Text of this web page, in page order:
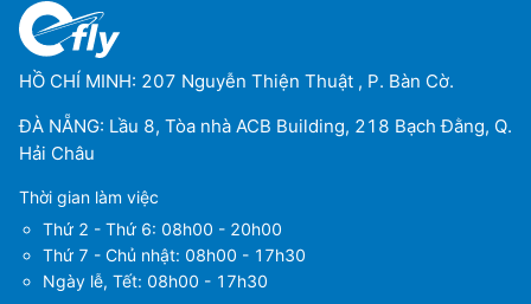
HỒ CHÍ MINH: 207 Nguyễn Thiện Thuật , P. Bàn Cờ.
ĐÀ NẴNG: Lầu 8, Tòa nhà ACB Building, 218 Bạch Đằng, Q.
Hải Châu
Thời gian làm việc
Thứ 2 - Thứ 6: 08h00 - 20h00
Thứ 7 - Chủ nhật: 08h00 - 17h30
Ngày lễ, Tết: 08h00 - 17h30